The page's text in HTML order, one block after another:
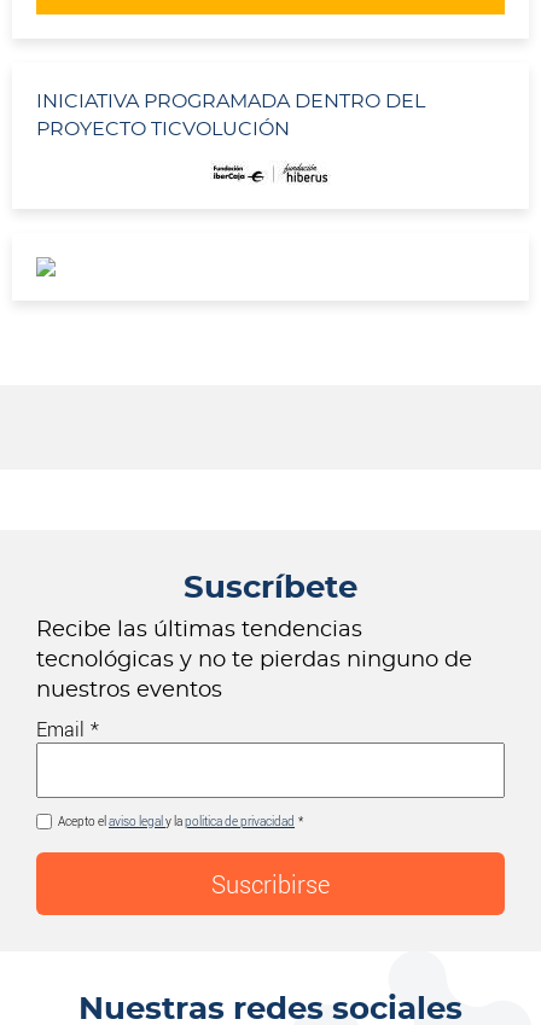
INICIATIVA PROGRAMADA DENTRO DEL
PROYECTO TICVOLUCIÓN
Suscríbete
Recibe las últimas tendencias
tecnológicas y no te pierdas ninguno de
nuestros eventos
Email
Acepto el aviso legal y lapolitica de privacidad
Nuestras redes sociales